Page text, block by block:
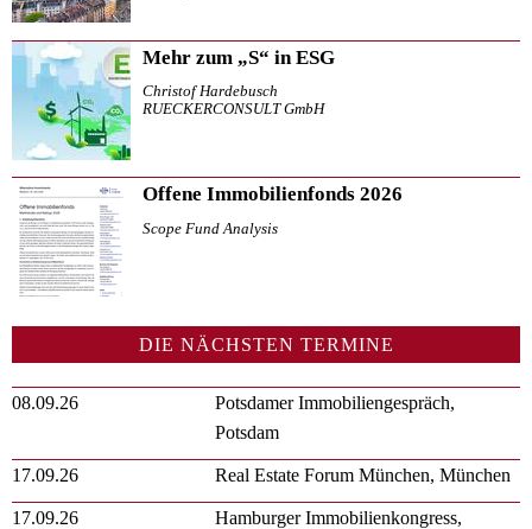
Mehr zum „S“ in ESG
Christof Hardebusch
RUECKERCONSULT GmbH
Offene Immobilienfonds 2026
Scope Fund Analysis
DIE NÄCHSTEN TERMINE
08.09.26
Potsdamer Immobiliengespräch,
Potsdam
17.09.26 Real Estate Forum München, München
17.09.26 Hamburger Immobilienkongress,